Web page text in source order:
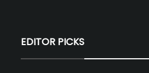
EDITOR PICKS